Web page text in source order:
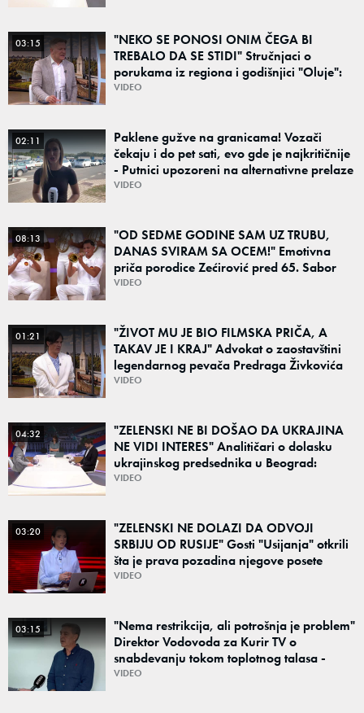
03:15
"NEKO SE PONOSI ONIM ČEGA BI
TREBALO DA SE STIDI" Stručnjaci o
porukama iz regiona i godišnjici "Oluje":
"Ponos na stradanje je anticivilizacijska
VIDEO
02:11
Paklene gužve na granicama! Vozači
čekaju i do pet sati, evo gde je najkritičnije
- Putnici upozoreni na alternativne prelaze
VIDEO
08:13
"OD SEDME GODINE SAM UZ TRUBU,
DANAS SVIRAM SA OCEM!" Emotivna
priča porodice Zećirović pred 65. Sabor
trubača u Guči
VIDEO
01:21
"ŽIVOT MU JE BIO FILMSKA PRIČA, A
TAKAV JE I KRAJ" Advokat o zaostavštini
legendarnog pevača Predraga Živkovića
Tozovca: "Isključenje iz testamenta je
VIDEO
04:32
"ZELENSKI NE BI DOŠAO DA UKRAJINA
NE VIDI INTERES" Analitičari o dolasku
ukrajinskog predsednika u Beograd:
"Srbija može da razgovara sa svima"
VIDEO
03:20
"ZELENSKI NE DOLAZI DA ODVOJI
SRBIJU OD RUSIJE" Gosti "Usijanja" otkrili
šta je prava pozadina njegove posete
Beogradu
VIDEO
03:15
"Nema restrikcija, ali potrošnja je problem"
Direktor Vodovoda za Kurir TV o
snabdevanju tokom toplotnog talasa -
Poznato kakva je situacija sa vodom
VIDEO